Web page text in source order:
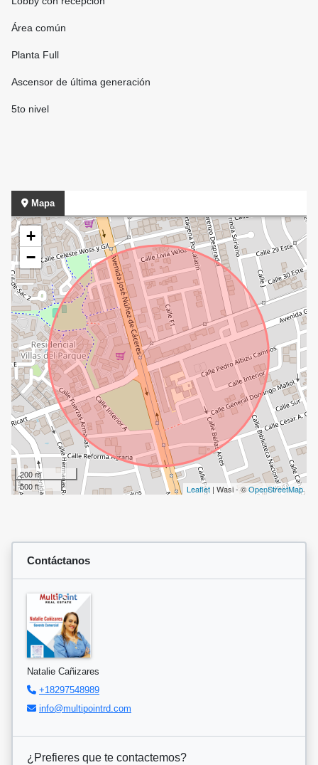
Área común
Planta Full
Ascensor de última generación
5to nivel
Mapa
+
−
200 m
500 ft
Leaflet | Wasi - ©OpenStreetMap
Contáctanos
Natalie Cañizares
+18297548989
info@multipointrd.com
¿Prefieres que te contactemos?